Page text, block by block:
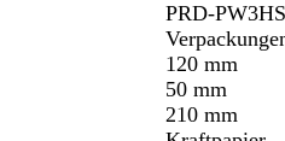
PRD-
120 mm
50 mm
210 mm